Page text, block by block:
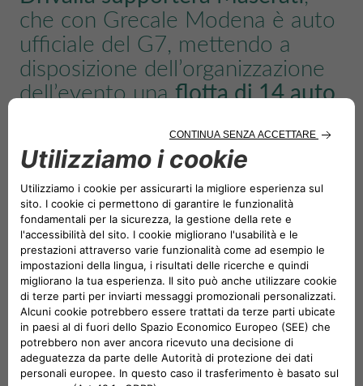
che con Grecale Modena è auto
ufficiale del G7, mettendo a
disposizione dell’organizzazione
dell’evento unaflotta di 14 auto
I veicoli, che ben rappresentano l’eleganza, lo stile e il
design 100% “Made in Italy” di Maserati, saranno
utilizzati per i trasferimenti dei ministri e dei
rappresentanti delle organizzazioni internazionali
partecipanti.
Tra i numerosi invitati alla riunione G7 di Venaria, sono
previsti infatti, oltre ai Ministri di Italia, Francia,
Germania, Canada, Stati Uniti, Giappone e Regno Unito e
ai Commissari Europei competenti, anche gli EAU in
qualità di presidenza della COP 28 e l’Azerbaigian in
qualità di presidenza della prossima COP 29, il Brasile